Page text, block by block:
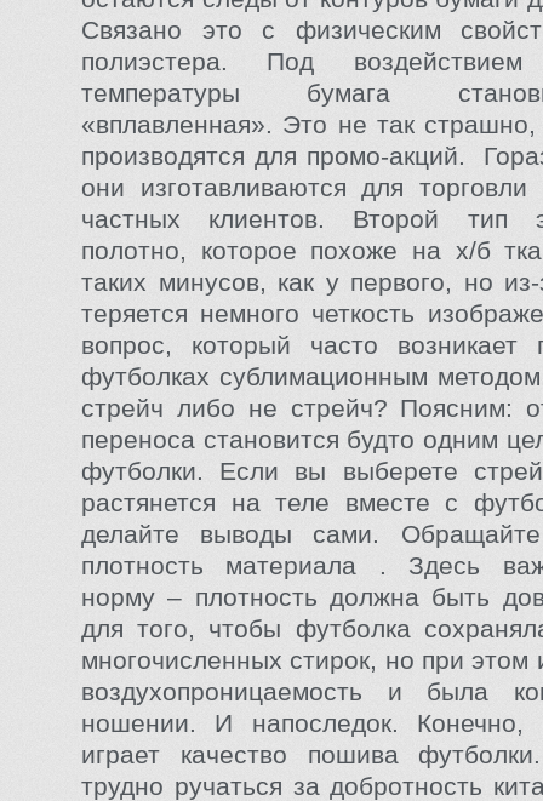
Связано это с физическим
полиэстера. Под
температуры бумага
«вплавленная». Это не так
производятся для промо-акций.
они изготавливаются для
частных клиентов. Второй тип
полотно, которое похоже на х/б
таких минусов, как у первого, но
теряется немного четкость
вопрос, который часто
футболках сублимационным
стрейч либо не стрейч? Поясним:
переноса становится будто одним
футболки. Если вы выберете
растянется на теле вместе с
делайте выводы сами.
плотность материала . Здесь
норму – плотность должна быть
для того, чтобы футболка
многочисленных стирок, но при
воздухопроницаемость и была
ношении. И напоследок.
играет качество пошива
трудно ручаться за добротность